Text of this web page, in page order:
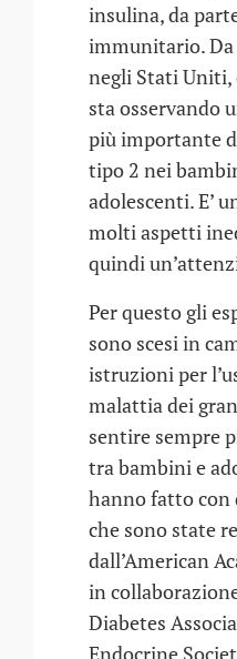
insulina, da
immunitario. Da
negli Stati Uniti,
sta osservando
più importante
tipo 2 nei
adolescenti. E’
molti aspetti
quindi
Per questo gli
sono scesi in
istruzioni per
malattia dei
sentire sempre
tra bambini e
hanno fatto con
che sono state
dall’American
in
Diabetes